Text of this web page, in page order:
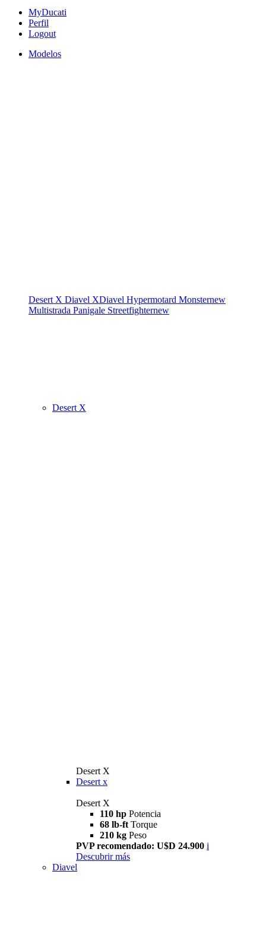
MyDucati
Perfil
Logout
Modelos
Desert X Diavel XDiavel Hypermotard Monsternew
Multistrada Panigale Streetfighternew
Desert X
Desert X
Desert x
Desert X
110 hp Potencia
68 lb-ft Torque
210 kg Peso
PVP recomendado: U$D 24.900 i
Descubrir más
Diavel